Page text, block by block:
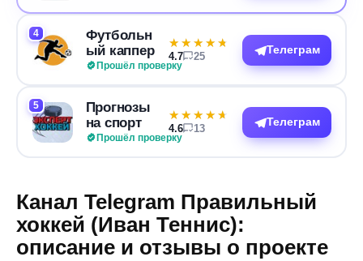
4
Футбольн
ый каппер
Прошёл проверку
★★★★★
★★★★★
4.7 25
Телеграм
5
Прогнозы
на спорт
Прошёл проверку
★★★★★
★★★★★
4.6 13
Телеграм
Канал Telegram Правильный
хоккей (Иван Теннис):
описание и отзывы о проекте